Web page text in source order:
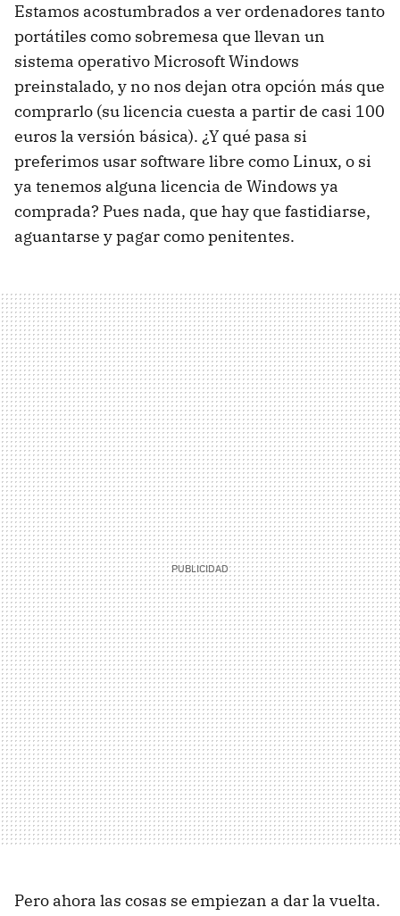
Estamos acostumbrados a ver ordenadores tanto
portátiles como sobremesa que llevan un
sistema operativo Microsoft Windows
preinstalado, y no nos dejan otra opción más que
comprarlo (su licencia cuesta a partir de casi 100
euros la versión básica). ¿Y qué pasa si
preferimos usar software libre como Linux, o si
ya tenemos alguna licencia de Windows ya
comprada? Pues nada, que hay que fastidiarse,
aguantarse y pagar como penitentes.
Pero ahora las cosas se empiezan a dar la vuelta.